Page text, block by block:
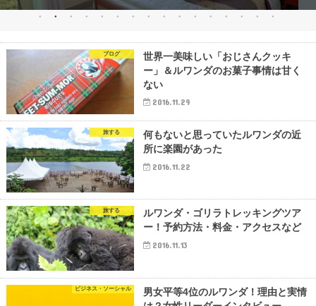
ブログ
世界一美味しい「おじさんクッキ
ー」＆ルワンダのお菓子事情は甘く
ない
2016.11.29
旅する
何もないと思っていたルワンダの近
所に楽園があった
2016.11.22
旅する
ルワンダ・ゴリラトレッキングツア
ー！予約方法・料金・アクセスなど
2016.11.13
ビジネス・ソーシャル
男女平等4位のルワンダ！理由と実情